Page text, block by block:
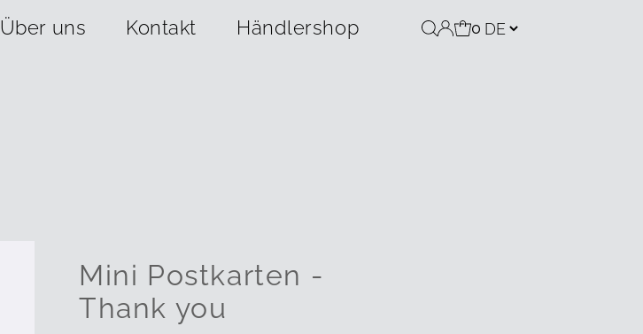
Über uns Kontakt Händlershop 0
Mini Postkarten -
Thank you